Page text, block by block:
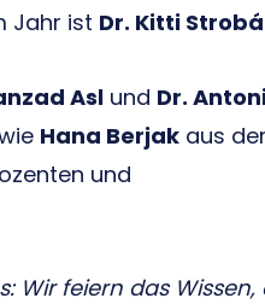
Jahr ist Dr. Kitti
Asl und Dr.
Hana Berjak aus
und
Wir feiern das Wissen,